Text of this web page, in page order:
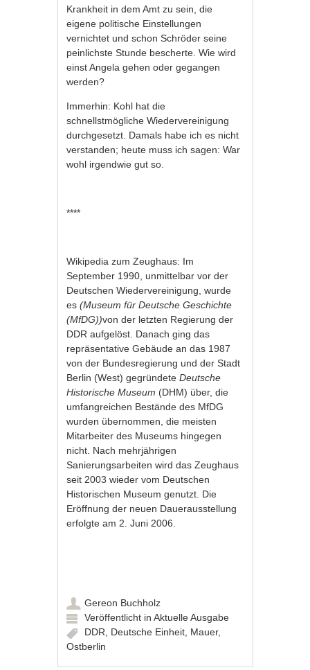
Krankheit in dem Amt zu sein, die
eigene politische Einstellungen
vernichtet und schon Schröder seine
peinlichste Stunde bescherte. Wie wird
einst Angela gehen oder gegangen
werden?
Immerhin: Kohl hat die
schnellstmögliche Wiedervereinigung
durchgesetzt. Damals habe ich es nicht
verstanden; heute muss ich sagen: War
wohl irgendwie gut so.
****
Wikipedia zum Zeughaus: Im
September 1990, unmittelbar vor der
Deutschen Wiedervereinigung , wurde
es(Museum für Deutsche Geschichte
(MfDG))von der letzten Regierung der
DDR aufgelöst. Danach ging das
repräsentative Gebäude an das 1987
von der Bundesregierung und der Stadt
Berlin (West) gegründeteDeutsche
Historische Museum (DHM) über, die
umfangreichen Bestände des MfDG
wurden übernommen, die meisten
Mitarbeiter des Museums hingegen
nicht. Nach mehrjährigen
Sanierungsarbeiten wird das Zeughaus
seit 2003 wieder vom Deutschen
Historischen Museum genutzt. Die
Eröffnung der neuen Dauerausstellung
erfolgte am 2. Juni 2006.
Gereon Buchholz
Veröffentlicht inAktuelle Ausgabe
DDR
Deutsche Einheit Mauer,
Ostberlin